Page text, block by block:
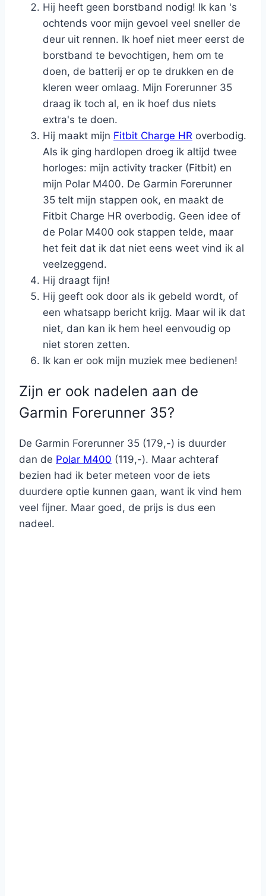
Hij heeft geen borstband nodig! Ik kan 's
ochtends voor mijn gevoel veel sneller de
deur uit rennen. Ik hoef niet meer eerst de
borstband te bevochtigen, hem om te
doen, de batterij er op te drukken en de
kleren weer omlaag. Mijn Forerunner 35
draag ik toch al, en ik hoef dus niets
extra's te doen.
Hij maakt mijn Fitbit Charge HR overbodig.
Als ik ging hardlopen droeg ik altijd twee
horloges: mijn activity tracker (Fitbit) en
mijn Polar M400. De Garmin Forerunner
35 telt mijn stappen ook, en maakt de
Fitbit Charge HR overbodig. Geen idee of
de Polar M400 ook stappen telde, maar
het feit dat ik dat niet eens weet vind ik al
veelzeggend.
Hij draagt fijn!
Hij geeft ook door als ik gebeld wordt, of
een whatsapp bericht krijg. Maar wil ik dat
niet, dan kan ik hem heel eenvoudig op
niet storen zetten.
Ik kan er ook mijn muziek mee bedienen!
Zijn er ook nadelen aan de
Garmin Forerunner 35?
De Garmin Forerunner 35 (179,-) is duurder
dan de Polar M400 (119,-). Maar achteraf
bezien had ik beter meteen voor de iets
duurdere optie kunnen gaan, want ik vind hem
veel fijner. Maar goed, de prijs is dus een
nadeel.